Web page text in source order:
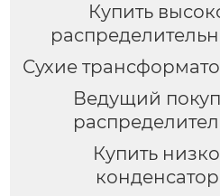
Купить
Сухие
Ведущий
Купить